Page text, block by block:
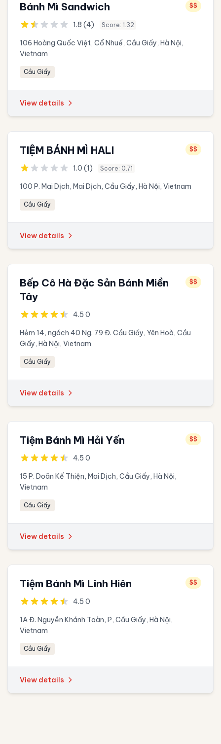
Bánh Mì Sandwich $$
1.8 (4) Score: 1.32
106 Hoàng Quốc Việt, Cổ Nhuế, Cầu Giấy, Hà Nội,
Vietnam
Cầu Giấy
View details
TIỆM BÁNH MÌ HALI $$
1.0 (1) Score: 0.71
100 P. Mai Dịch, Mai Dịch, Cầu Giấy, Hà Nội, Vietnam
Cầu Giấy
View details
Bếp Cô Hà Đặc Sản Bánh Miền
Tây
$$
4.5 0
Hẻm 14, ngách 40 Ng. 79 Đ. Cầu Giấy, Yên Hoà, Cầu
Giấy, Hà Nội, Vietnam
Cầu Giấy
View details
Tiệm Bánh Mì Hải Yến $$
4.5 0
15 P. Doãn Kế Thiện, Mai Dịch, Cầu Giấy, Hà Nội,
Vietnam
Cầu Giấy
View details
Tiệm Bánh Mì Linh Hiên $$
4.5 0
1A Đ. Nguyễn Khánh Toàn, P, Cầu Giấy, Hà Nội,
Vietnam
Cầu Giấy
View details